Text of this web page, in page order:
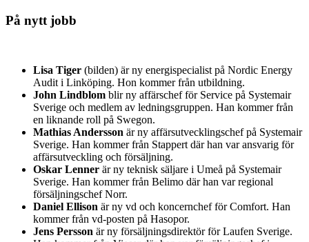
På nytt jobb
Lisa Tiger (bilden) är ny energispecialist på Nordic Energy
Audit i Linköping. Hon kommer från utbildning.
John Lindblom blir ny affärschef för Service på Systemair
Sverige och medlem av ledningsgruppen. Han kommer från
en liknande roll på Swegon.
Mathias Andersson är ny affärsutvecklingschef på Systemair
Sverige. Han kommer från Stappert där han var ansvarig för
affärsutveckling och försäljning.
Oskar Lenner är ny teknisk säljare i Umeå på Systemair
Sverige. Han kommer från Belimo där han var regional
försäljningschef Norr.
Daniel Ellison är ny vd och koncernchef för Comfort. Han
kommer från vd-posten på Hasopor.
Jens Persson är ny försäljningsdirektör för Laufen Sverige.